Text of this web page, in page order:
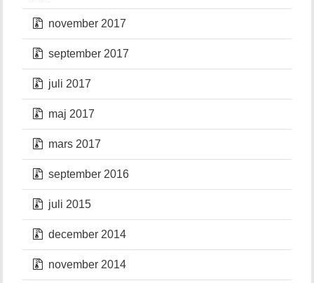
november 2017
september 2017
juli 2017
maj 2017
mars 2017
september 2016
juli 2015
december 2014
november 2014